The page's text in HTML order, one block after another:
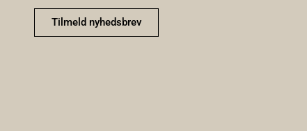
Tilmeld nyhedsbrev